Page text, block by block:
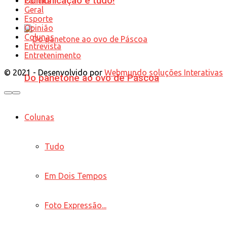
Do panetone ao ovo de Páscoa
Colunas
Tudo
Em Dois Tempos
Foto Expressão...
Geral
Esporte
Opinião
Colunas
Entrevista
Entretenimento
© 2021 - Desenvolvido por Webmundo soluções Interativas